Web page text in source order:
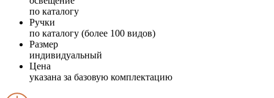
по каталогу
Ручки
по каталогу (более 100 видов)
Размер
индивидуальный
Цена
указана за базовую комплектацию